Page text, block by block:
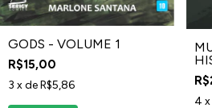
GODS - VOLUME 1
R$15,00
3 x deR$5,86
4